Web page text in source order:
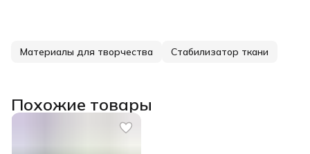
Материалы для творчества Стабилизатор ткани
Похожие товары